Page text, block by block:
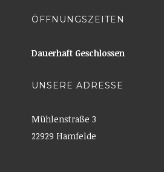
ÖFFNUNGSZEITEN
Dauerhaft Geschlossen
UNSERE ADRESSE
Mühlenstraße 3
22929 Hamfelde